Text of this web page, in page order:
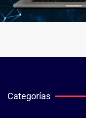
Categorías